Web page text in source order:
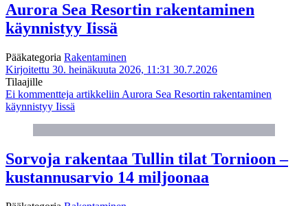
Aurora Sea Resortin rakentaminen
käynnistyy Iissä
Pääkategoria Rakentaminen
Kirjoitettu 30. heinäkuuta 2026, 11:31 30.7.2026
Tilaajille
Ei kommentteja artikkeliin Aurora Sea Resortin rakentaminen
käynnistyy Iissä
Sorvoja rakentaa Tullin tilat Tornioon –
kustannusarvio 14 miljoonaa